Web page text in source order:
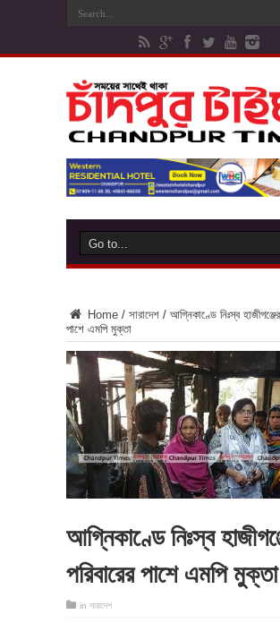
Home / সারাদেশ / আগ্নিকাণ্ডে নিঃস্ব
পাশে এমপি মুক্তা
আগ্নিকাণ্ডে নিঃস্ব
পরিবারের পাশে এমপি মুক্তা
in সারাদেশ